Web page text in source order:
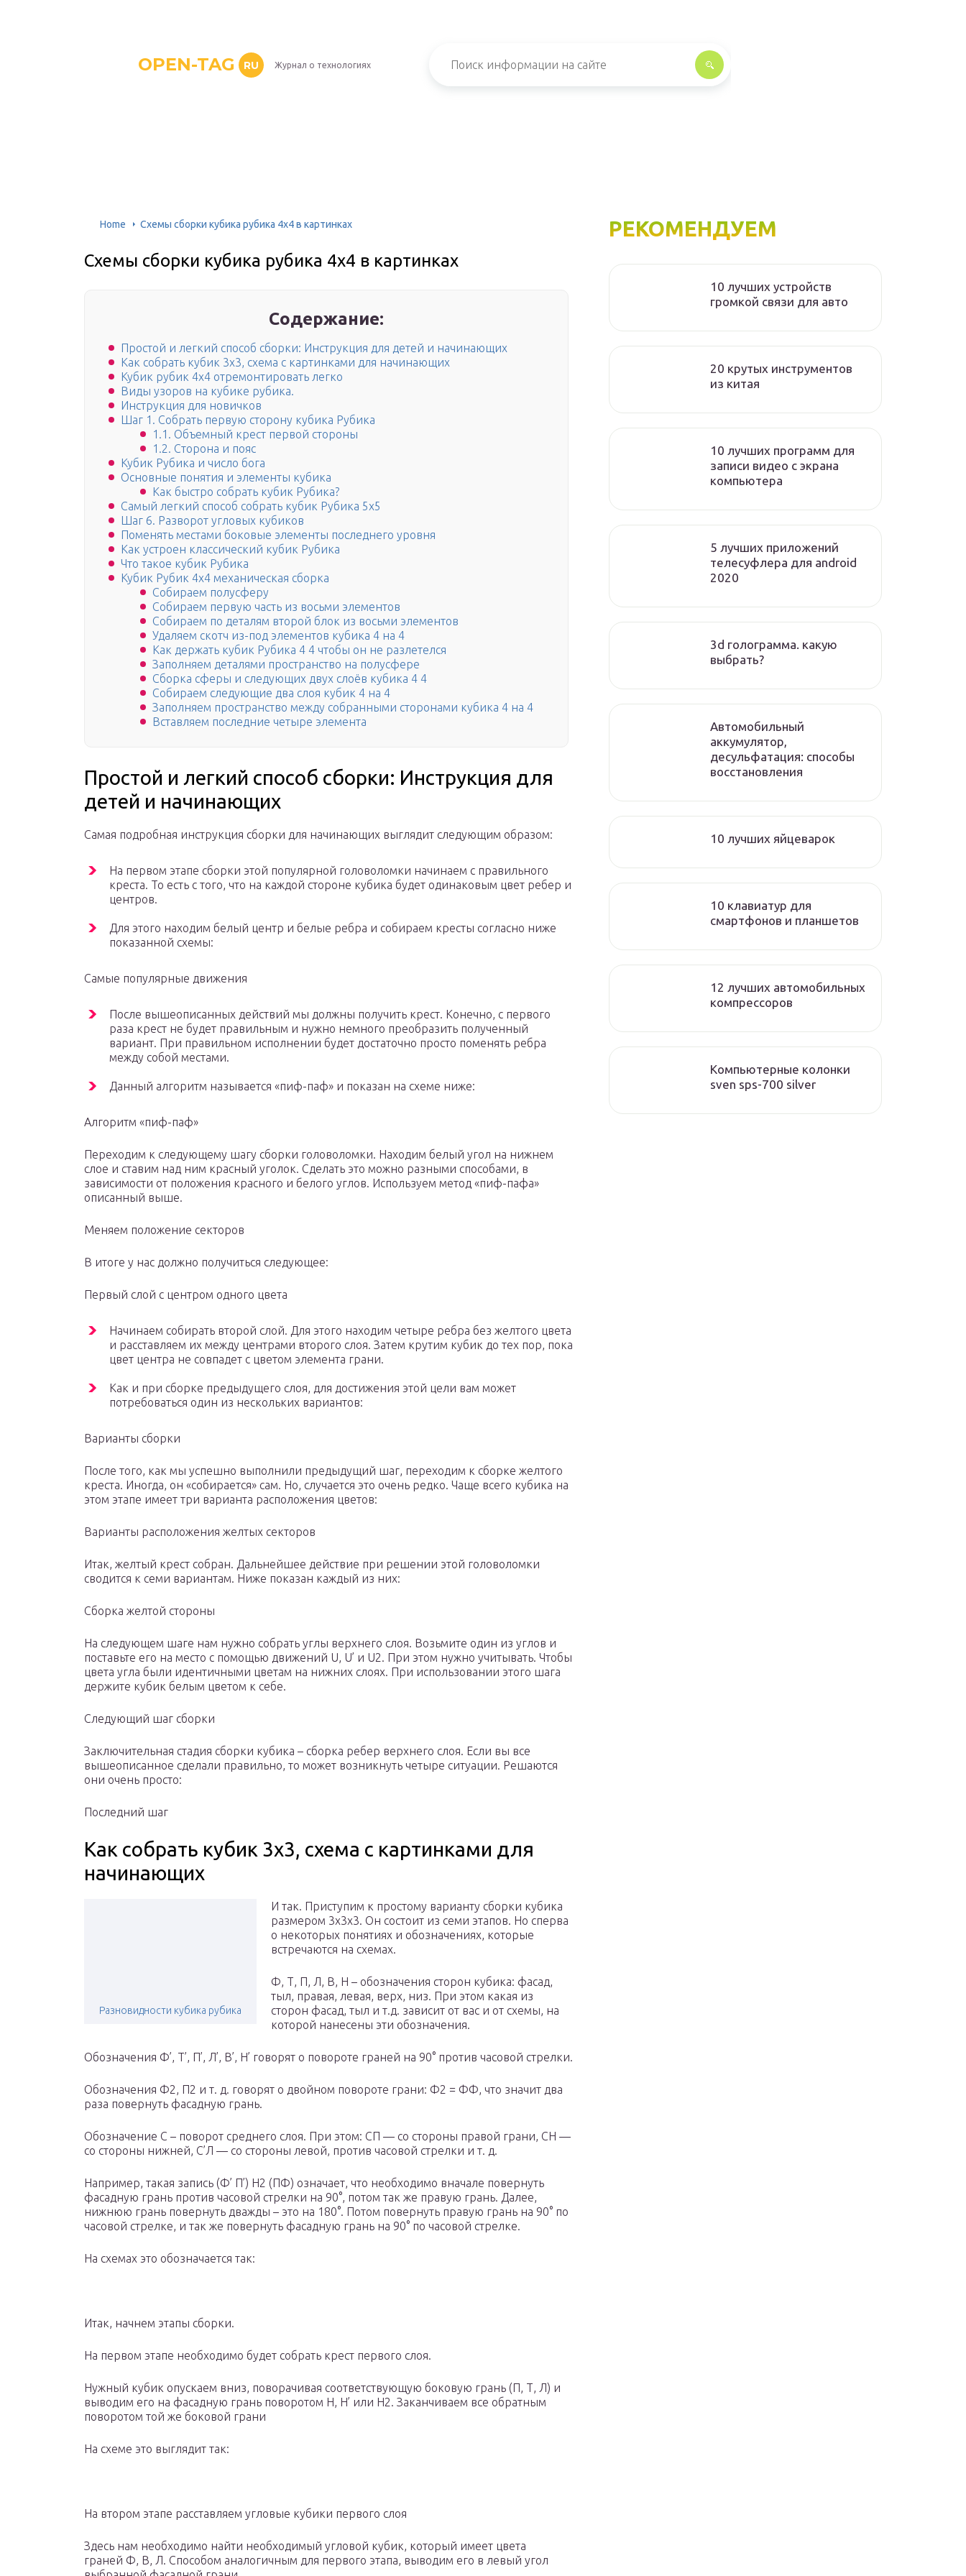
OPEN-TAG RU Журнал о технологиях
Home Схемы сборки кубика рубика 4х4 в картинках
Схемы сборки кубика рубика 4х4 в картинках
Содержание:
Простой и легкий способ сборки: Инструкция для детей и начинающих
Как собрать кубик 3х3, схема с картинками для начинающих
Кубик рубик 4х4 отремонтировать легко
Виды узоров на кубике рубика.
Инструкция для новичков
Шаг 1. Собрать первую сторону кубика Рубика
1.1. Объемный крест первой стороны
1.2. Сторона и пояс
Кубик Рубика и число бога
Основные понятия и элементы кубика
Как быстро собрать кубик Рубика?
Самый легкий способ собрать кубик Рубика 5х5
Шаг 6. Разворот угловых кубиков
Поменять местами боковые элементы последнего уровня
Как устроен классический кубик Рубика
Что такое кубик Рубика
Кубик Рубик 4х4 механическая сборка
Собираем полусферу
Собираем первую часть из восьми элементов
Собираем по деталям второй блок из восьми элементов
Удаляем скотч из-под элементов кубика 4 на 4
Как держать кубик Рубика 4 4 чтобы он не разлетелся
Заполняем деталями пространство на полусфере
Сборка сферы и следующих двух слоёв кубика 4 4
Собираем следующие два слоя кубик 4 на 4
Заполняем пространство между собранными сторонами кубика 4 на 4
Вставляем последние четыре элемента
Простой и легкий способ сборки: Инструкция для
детей и начинающих
Самая подробная инструкция сборки для начинающих выглядит следующим образом:
На первом этапе сборки этой популярной головоломки начинаем с правильного
креста. То есть с того, что на каждой стороне кубика будет одинаковым цвет ребер и
центров.
Для этого находим белый центр и белые ребра и собираем кресты согласно ниже
показанной схемы:
Самые популярные движения
После вышеописанных действий мы должны получить крест. Конечно, с первого
раза крест не будет правильным и нужно немного преобразить полученный
вариант. При правильном исполнении будет достаточно просто поменять ребра
между собой местами.
Данный алгоритм называется «пиф-паф» и показан на схеме ниже:
Алгоритм «пиф-паф»
Переходим к следующему шагу сборки головоломки. Находим белый угол на нижнем
слое и ставим над ним красный уголок. Сделать это можно разными способами, в
зависимости от положения красного и белого углов. Используем метод «пиф-пафа»
описанный выше.
Меняем положение секторов
В итоге у нас должно получиться следующее:
Первый слой с центром одного цвета
Начинаем собирать второй слой. Для этого находим четыре ребра без желтого цвета
и расставляем их между центрами второго слоя. Затем крутим кубик до тех пор, пока
цвет центра не совпадет с цветом элемента грани.
Как и при сборке предыдущего слоя, для достижения этой цели вам может
потребоваться один из нескольких вариантов:
Варианты сборки
После того, как мы успешно выполнили предыдущий шаг, переходим к сборке желтого
креста. Иногда, он «собирается» сам. Но, случается это очень редко. Чаще всего кубика на
этом этапе имеет три варианта расположения цветов:
Варианты расположения желтых секторов
Итак, желтый крест собран. Дальнейшее действие при решении этой головоломки
сводится к семи вариантам. Ниже показан каждый из них:
Сборка желтой стороны
На следующем шаге нам нужно собрать углы верхнего слоя. Возьмите один из углов и
поставьте его на место с помощью движений U, U’ и U2. При этом нужно учитывать. Чтобы
цвета угла были идентичными цветам на нижних слоях. При использовании этого шага
держите кубик белым цветом к себе.
Следующий шаг сборки
Заключительная стадия сборки кубика – сборка ребер верхнего слоя. Если вы все
вышеописанное сделали правильно, то может возникнуть четыре ситуации. Решаются
они очень просто:
Последний шаг
Как собрать кубик 3х3, схема с картинками для
начинающих
Разновидности кубика рубика
И так. Приступим к простому варианту сборки кубика
размером 3х3х3. Он состоит из семи этапов. Но сперва
о некоторых понятиях и обозначениях, которые
встречаются на схемах.
Ф, Т, П, Л, В, Н – обозначения сторон кубика: фасад,
тыл, правая, левая, верх, низ. При этом какая из
сторон фасад, тыл и т.д. зависит от вас и от схемы, на
которой нанесены эти обозначения.
Обозначения Ф’, Т’, П’, Л’, В’, Н’ говорят о повороте граней на 90° против часовой стрелки.
Обозначения Ф2, П2 и т. д. говорят о двойном повороте грани: Ф2 = ФФ, что значит два
раза повернуть фасадную грань.
Обозначение С – поворот среднего слоя. При этом: СП — со стороны правой грани, СН —
со стороны нижней, С’Л — со стороны левой, против часовой стрелки и т. д.
Например, такая запись (Ф’ П’) Н2 (ПФ) означает, что необходимо вначале повернуть
фасадную грань против часовой стрелки на 90°, потом так же правую грань. Далее,
нижнюю грань повернуть дважды – это на 180°. Потом повернуть правую грань на 90° по
часовой стрелке, и так же повернуть фасадную грань на 90° по часовой стрелке.
На схемах это обозначается так:
Итак, начнем этапы сборки.
На первом этапе необходимо будет собрать крест первого слоя.
Нужный кубик опускаем вниз, поворачивая соответствующую боковую грань (П, Т, Л) и
выводим его на фасадную грань поворотом Н, Н’ или Н2. Заканчиваем все обратным
поворотом той же боковой грани
На схеме это выглядит так:
На втором этапе расставляем угловые кубики первого слоя
Здесь нам необходимо найти необходимый угловой кубик, который имеет цвета
граней Ф, В, Л. Способом аналогичным для первого этапа, выводим его в левый угол
РЕКОМЕНДУЕМ
10 лучших устройств
громкой связи для авто
20 крутых инструментов
из китая
10 лучших программ для
записи видео с экрана
компьютера
5 лучших приложений
телесуфлера для android
2020
3d голограмма. какую
выбрать?
Автомобильный
аккумулятор,
десульфатация: способы
восстановления
10 лучших яйцеварок
10 клавиатур для
смартфонов и планшетов
12 лучших автомобильных
компрессоров
Компьютерные колонки
sven sps-700 silver